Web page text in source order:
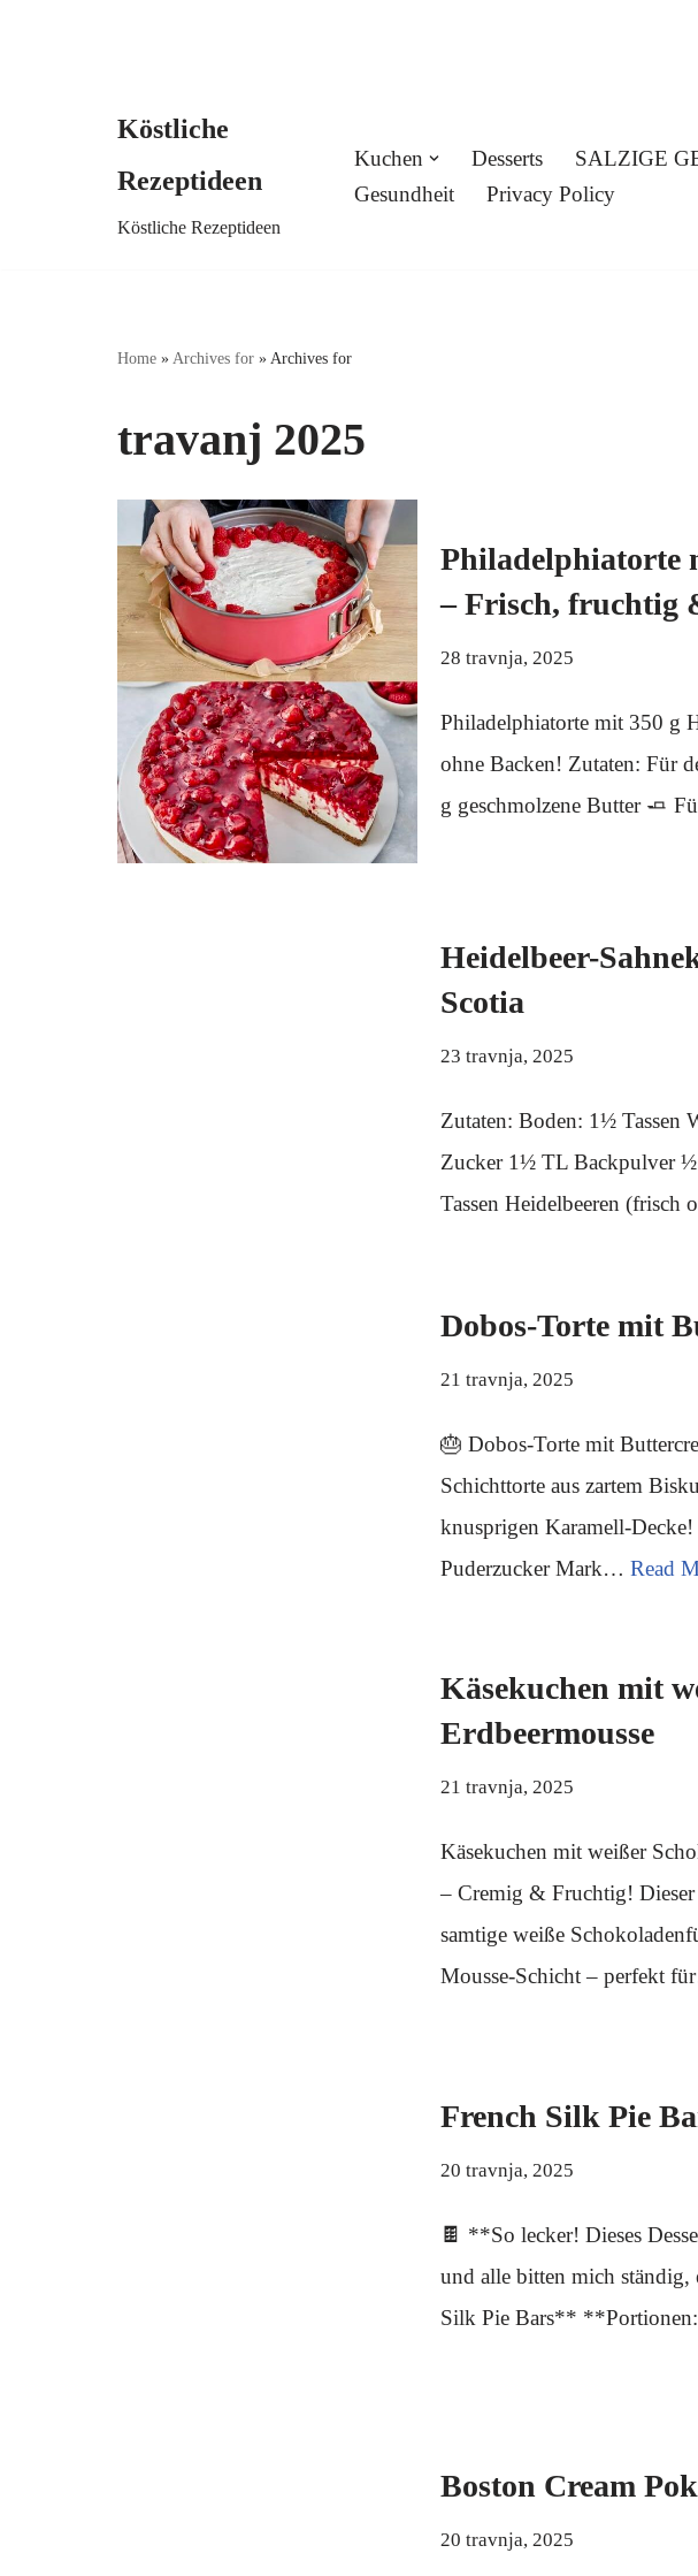
Köstliche
Rezeptideen
Köstliche Rezeptideen
Kuchen Desserts SALZIGE
Gesundheit
Privacy Policy
Home » Archives for » Archives for
travanj 2025
Philadelphiatorte
– Frisch, fruchtig
28 travnja, 2025
Philadelphiatorte mit 350 g
ohne Backen! Zutaten: Für
g geschmolzene Butter 🧈
Heidelbeer-
Scotia
23 travnja, 2025
Zutaten: Boden: 1½ Tassen
Zucker 1½ TL Backpulver
Tassen Heidelbeeren (frisch
Dobos-Torte mit
21 travnja, 2025
🎂 Dobos-Torte mit
Schichttorte aus zartem
knusprigen Karamell-
Puderzucker Mark… Read
Käsekuchen mit
Erdbeermousse
21 travnja, 2025
Käsekuchen mit weißer
– Cremig & Fruchtig!
samtige weiße
Mousse-Schicht – perfekt
French Silk Pie
20 travnja, 2025
🍫 **So lecker! Dieses
und alle bitten mich
Silk Pie Bars**
Boston Cream
20 travnja, 2025